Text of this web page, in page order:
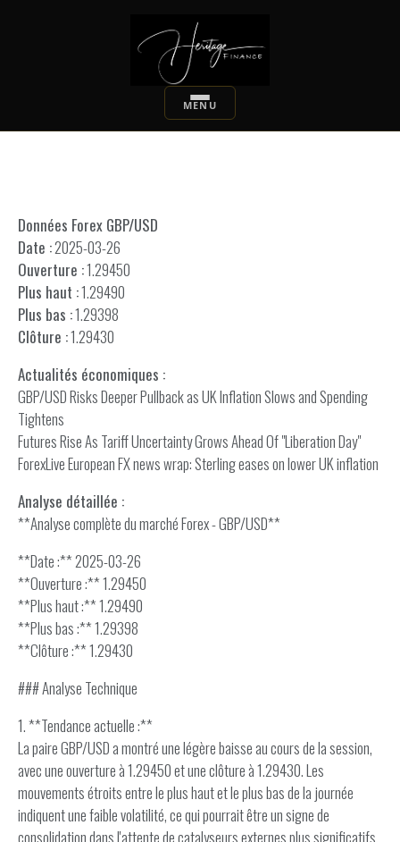
Données Forex GBP/USD
Date :2025-03-26
Ouverture :1.29450
Plus haut :1.29490
Plus bas :1.29398
Clôture :1.29430
Actualités économiques :
GBP/USD Risks Deeper Pullback as UK Inflation Slows and Spending
Tightens
Futures Rise As Tariff Uncertainty Grows Ahead Of "Liberation Day"
ForexLive European FX news wrap: Sterling eases on lower UK inflation
Analyse détaillée :
**Analyse complète du marché Forex - GBP/USD**
**Date :** 2025-03-26
**Ouverture :** 1.29450
**Plus haut :** 1.29490
**Plus bas :** 1.29398
**Clôture :** 1.29430
### Analyse Technique
1. **Tendance actuelle :**
La paire GBP/USD a montré une légère baisse au cours de la session,
avec une ouverture à 1.29450 et une clôture à 1.29430. Les
mouvements étroits entre le plus haut et le plus bas de la journée
indiquent une faible volatilité, ce qui pourrait être un signe de
consolidation dans l'attente de catalyseurs externes plus significatifs.